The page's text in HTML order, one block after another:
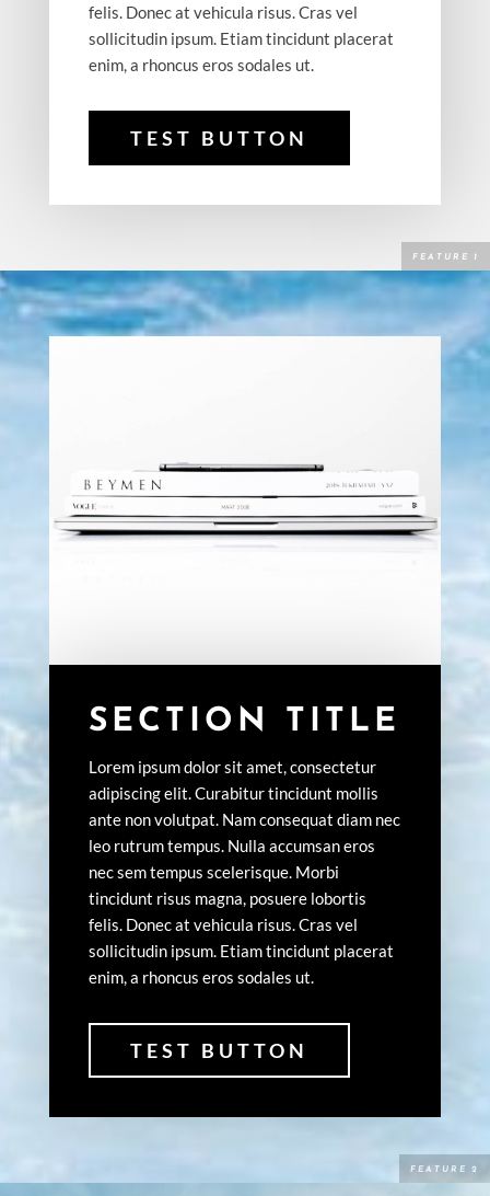
felis. Donec at vehicula risus. Cras vel
sollicitudin ipsum. Etiam tincidunt placerat
enim, a rhoncus eros sodales ut.
TEST BUTTON
SECTION TITLE
Lorem ipsum dolor sit amet, consectetur
adipiscing elit. Curabitur tincidunt mollis
ante non volutpat. Nam consequat diam nec
leo rutrum tempus. Nulla accumsan eros
nec sem tempus scelerisque. Morbi
tincidunt risus magna, posuere lobortis
felis. Donec at vehicula risus. Cras vel
sollicitudin ipsum. Etiam tincidunt placerat
enim, a rhoncus eros sodales ut.
TEST BUTTON